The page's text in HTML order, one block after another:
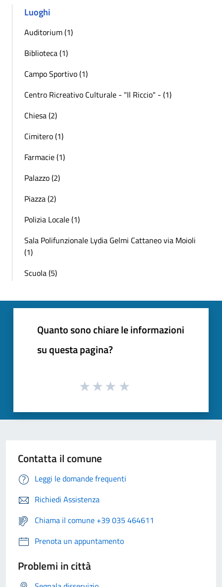
Luoghi
Auditorium (1)
Biblioteca (1)
Campo Sportivo (1)
Centro Ricreativo Culturale - "Il Riccio" - (1)
Chiesa (2)
Cimitero (1)
Farmacie (1)
Palazzo (2)
Piazza (2)
Polizia Locale (1)
Sala Polifunzionale Lydia Gelmi Cattaneo via Moioli
(1)
Scuola (5)
Quanto sono chiare le informazioni
su questa pagina?
Contatta il comune
Leggi le domande frequenti
Richiedi Assistenza
Chiama il comune +39 035 464611
Prenota un appuntamento
Problemi in città